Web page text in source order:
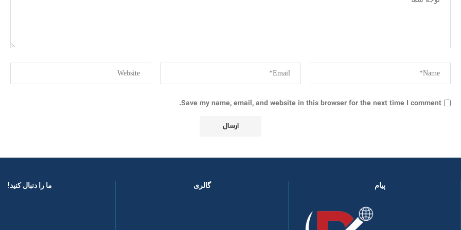
Save my name, email, and website in this browser for the next time I comment.
پیام گالری ما را دنبال کنید! ​